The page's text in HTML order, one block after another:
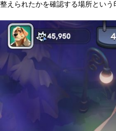
整えられたかを確認する場所という